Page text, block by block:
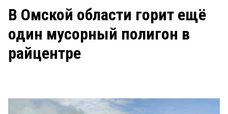
ЗАКОН
НОВОСТИ КОМПАНИЙ
Рейтинги
Блоги
В Омской области горит ещё
один мусорный полигон в
райцентре